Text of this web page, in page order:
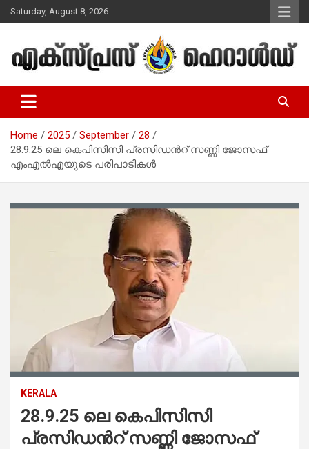
Skip
to
Saturday, August 8, 2026
Express Herald – Malayalam
Christian News
Home 2025 September
28
28.9.25 ലെ കെപിസിസി പ്രസിഡൻറ് സണ്ണി ജോസഫ്
എംഎൽഎയുടെ പരിപാടികൾ
KERALA
28.9.25 ലെ കെപിസിസി
പ്രസിഡൻറ് സണ്ണി ജോസഫ്